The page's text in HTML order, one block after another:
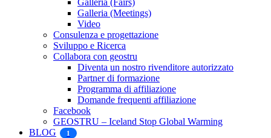
Galleria (Fairs)
Galleria (Meetings)
Video
Consulenza e progettazione
Sviluppo e Ricerca
Collabora con geostru
Diventa un nostro rivenditore autorizzato
Partner di formazione
Programma di affiliazione
Domande frequenti affiliazione
Facebook
GEOSTRU – Iceland Stop Global Warming
BLOG
1